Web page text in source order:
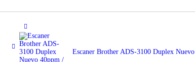
Escaner Brother ADS-3100 Duplex Nuevo